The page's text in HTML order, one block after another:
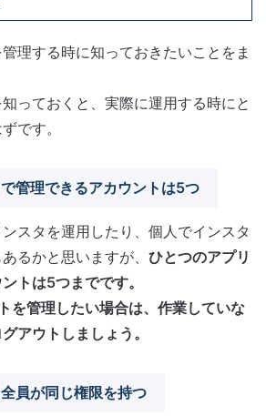
理する時に知っておきたいことをま
っておくと、実際に運用する時にと
です。
管理できるアカウントは5つ
スタを運用したり、個人でインスタ
るかと思いますが、 ひとつのアプリ
トは5つまでです。
を管理したい場合は、作業していな
アウトしましょう。
員が同じ権限を持つ